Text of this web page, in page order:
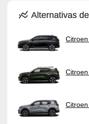
Alternativas